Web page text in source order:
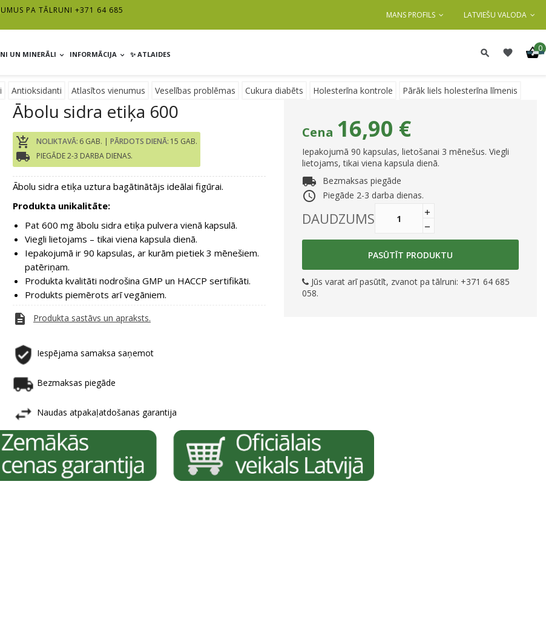
PA TĀLRUNI +371 64 685
MANS PROFILS LATVIEŠU VALODA
UN MINERĀLI INFORMĀCIJA ✨ ATLAIDES
0
Antioksidanti Atlasītos vienumus Veselības problēmas Cukura diabēts Holesterīna kontrole Pārāk liels holesterīna līmenis
Ābolu sidra etiķa 600
add_shopping_cart NOLIKTAVĀ: 6 GAB. | PĀRDOTS DIENĀ: 15 GAB.
local_shipping PIEGĀDE 2-3 DARBA DIENAS.
Ābolu sidra etiķa uztura bagātinātājs ideālai figūrai.
Produkta unikalitāte:
Pat 600 mg ābolu sidra etiķa pulvera vienā kapsulā.
Viegli lietojams – tikai viena kapsula dienā.
Iepakojumā ir 90 kapsulas, ar kurām pietiek 3 mēnešiem.
patēriņam.
Produkta kvalitāti nodrošina GMP un HACCP sertifikāti.
Produkts piemērots arī vegāniem.
description Produkta sastāvs un apraksts.
Iespējama samaksa saņemot
Bezmaksas piegāde
Naudas atpakaļatdošanas garantija
Cena 16,90 €
Iepakojumā 90 kapsulas, lietošanai 3 mēnešus. Viegli
lietojams, tikai viena kapsula dienā.
local_shipping Bezmaksas piegāde
access_time Piegāde 2-3 darba dienas.
DAUDZUMS
PASŪTĪT PRODUKTU
Jūs varat arī pasūtīt, zvanot pa tālruni: +371 64 685
058.